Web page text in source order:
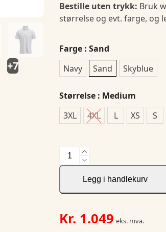
+7
Bestille uten trykk: Bruk
størrelse og evt. farge, og
Farge : Sand
Navy
Sand Skyblue
Størrelse : Medium
3XL
4XL L XS S
JH&F
Indigo
133
Tailored
antall
Legg i handlekurv
Kr. 1.049 eks. mva.